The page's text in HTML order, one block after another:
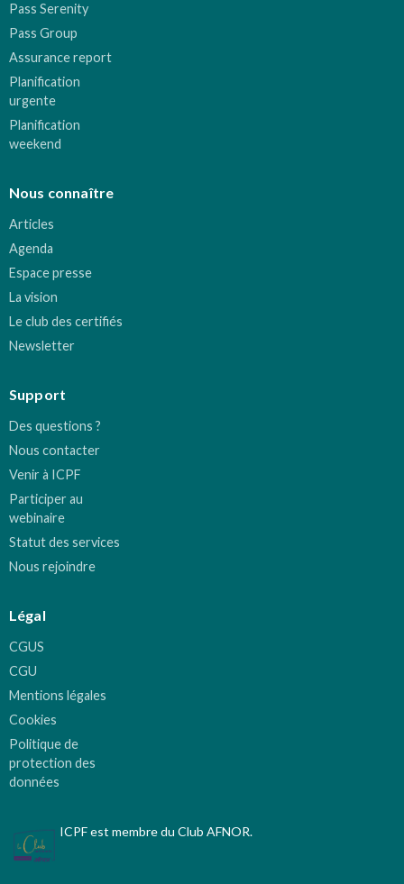
Pass Serenity
Pass Group
Assurance report
Planification
urgente
Planification
weekend
Nous connaître
Articles
Agenda
Espace presse
La vision
Le club des certifiés
Newsletter
Support
Des questions ?
Nous contacter
Venir à ICPF
Participer au
webinaire
Statut des services
Nous rejoindre
Légal
CGUS
CGU
Mentions légales
Cookies
Politique de
protection des
données
ICPF est membre du Club AFNOR.